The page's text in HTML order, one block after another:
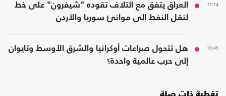
17:14
العراق يتفق مع ائتلاف تقوده "شيفرون" على خط
لنقل النفط إلى موانئ سوريا والأردن
16:45
هل تتحول صراعات أوكرانيا والشرق الأوسط وتايوان
إلى حرب عالمية واحدة؟
تغطية ذات صلة